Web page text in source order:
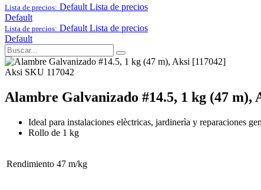
Lista de precios: Default Lista de precios
Default
Lista de precios: Default Lista de precios
Default
Aksi SKU 117042
Alambre Galvanizado #14.5, 1 kg (47 m),
Ideal para instalaciones elèctricas, jardinerìa y reparaciones
Rollo de 1 kg
Rendimiento 47 m/kg